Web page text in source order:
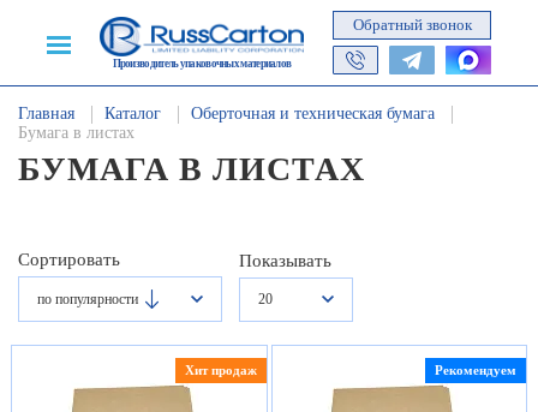
Производитель упаковочных материалов
Обратный звонок
Главная Каталог
Оберточная и техническая бумага
Бумага в листах
БУМАГА В ЛИСТАХ
Сортировать
по популярности
Показывать
20
Хит продаж Рекомендуем